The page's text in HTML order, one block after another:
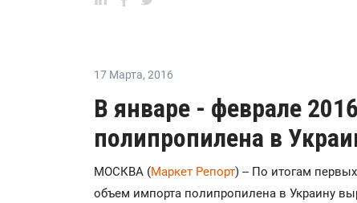
17 Марта, 2016
В январе - феврале
полипропилена в
МОСКВА (Маркет Репорт) -- По итогам
объем импорта полипропилена в Украину